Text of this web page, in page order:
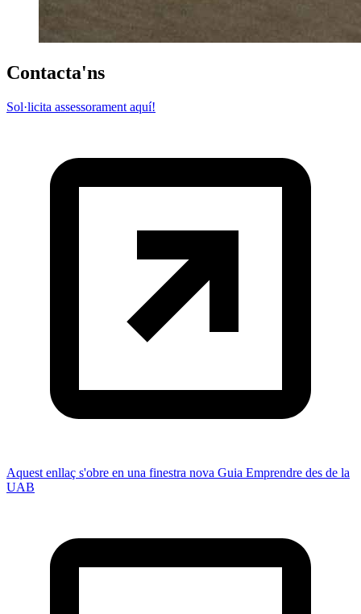
Contacta'ns
Sol·licita assessorament aquí!
Aquest enllaç s'obre en una finestra nova Guia Emprendre des de la
UAB